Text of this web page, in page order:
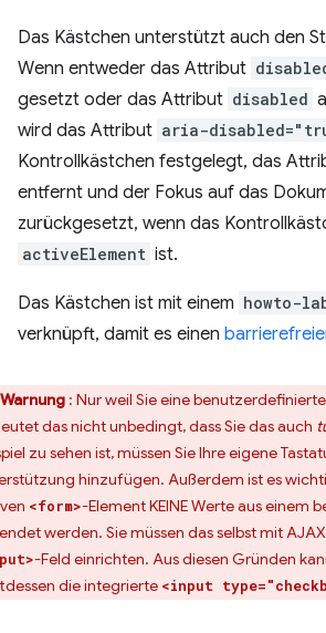
Das Kästchen unterstützt auch den
Wenn entweder das Attribut
gesetzt oder das Attribut disabled
wird das Attribut aria-
Kontrollkästchen festgelegt, das
entfernt und der Fokus auf das
zurückgesetzt, wenn das
activeElement ist.
Das Kästchen ist mit einem howto-
verknüpft, damit es einen
Warnung : Nur weil Sie eine
das nicht unbedingt, dass Sie das auch
zu sehen ist, müssen Sie Ihre eigene
hinzufügen. Außerdem ist es
<form>-Element KEINE Werte aus einem
werden. Sie müssen das selbst mit
-Feld einrichten. Aus diesen Gründen
die integrierte <input